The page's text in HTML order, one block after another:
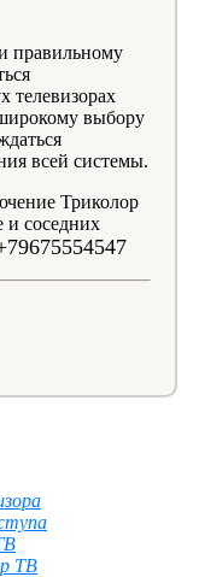
правильному
телевизорах
выбору
всей системы.
Триколор
и соседних
ТВ